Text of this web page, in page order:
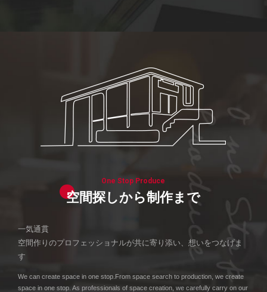
空間探しから制作まで
One Stop Produce
一気通貫
空間作りのプロフェッショナルが共に寄り添い、想いをつなげま
す
We can create space in one stop.From space search to production, we create
space in one stop. As professionals of space creation, we carefully carry on our